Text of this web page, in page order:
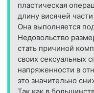
пластическая
длину висячей
Она выполняется
Недовольство
стать причиной
своих сексуальных
напряженности в
это значительно